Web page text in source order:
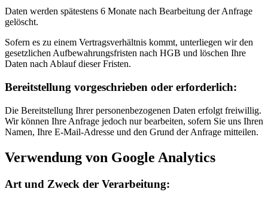
Daten werden spätestens 6 Monate nach Bearbeitung der Anfrage
gelöscht.
Sofern es zu einem Vertragsverhältnis kommt, unterliegen wir den
gesetzlichen Aufbewahrungsfristen nach HGB und löschen Ihre
Daten nach Ablauf dieser Fristen.
Bereitstellung vorgeschrieben oder erforderlich:
Die Bereitstellung Ihrer personenbezogenen Daten erfolgt freiwillig.
Wir können Ihre Anfrage jedoch nur bearbeiten, sofern Sie uns Ihren
Namen, Ihre E-Mail-Adresse und den Grund der Anfrage mitteilen.
Verwendung von Google Analytics
Art und Zweck der Verarbeitung: